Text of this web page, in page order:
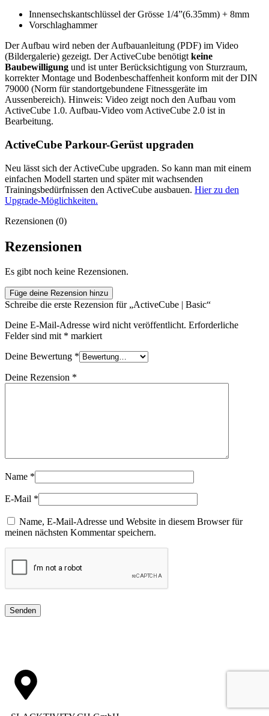
Innensechskantschlüssel der Grösse 1/4”(6.35mm) + 8mm
Vorschlaghammer
Der Aufbau wird neben der Aufbauanleitung (PDF) im Video
(Bildergalerie) gezeigt. Der ActiveCube benötigt keine
Baubewilligung und ist unter Berücksichtigung von Sturzraum,
korrekter Montage und Bodenbeschaffenheit konform mit der DIN
79000 (Norm für standortgebundene Fitnessgeräte im
Aussenbereich). Hinweis: Video zeigt noch den Aufbau vom
ActiveCube 1.0. Aufbau-Video vom ActiveCube 2.0 ist in
Bearbeitung.
ActiveCube Parkour-Gerüst upgraden
Neu lässt sich der ActiveCube upgraden. So kann man mit einem
einfachen Modell starten und später mit wachsenden
Trainingsbedürfnissen den ActiveCube ausbauen. Hier zu den
Upgrade-Möglichkeiten.
Rezensionen (0)
Rezensionen
Es gibt noch keine Rezensionen.
Füge deine Rezension hinzu
Schreibe die erste Rezension für „ActiveCube | Basic“
Deine E-Mail-Adresse wird nicht veröffentlicht. Erforderliche
Felder sind mit * markiert
Deine Bewertung *
Deine Rezension *
Name *
E-Mail *
Name, E-Mail-Adresse und Website in diesem Browser für
meinen nächsten Kommentar speichern.
Senden